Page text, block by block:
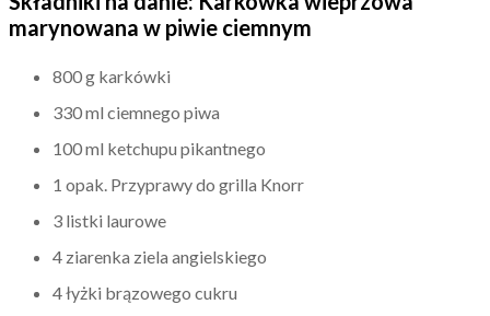
marynowana w piwie ciemnym
800 g karkówki
330 ml ciemnego piwa
100 ml ketchupu pikantnego
1 opak. Przyprawy do grilla Knorr
3 listki laurowe
4 ziarenka ziela angielskiego
4 łyżki brązowego cukru